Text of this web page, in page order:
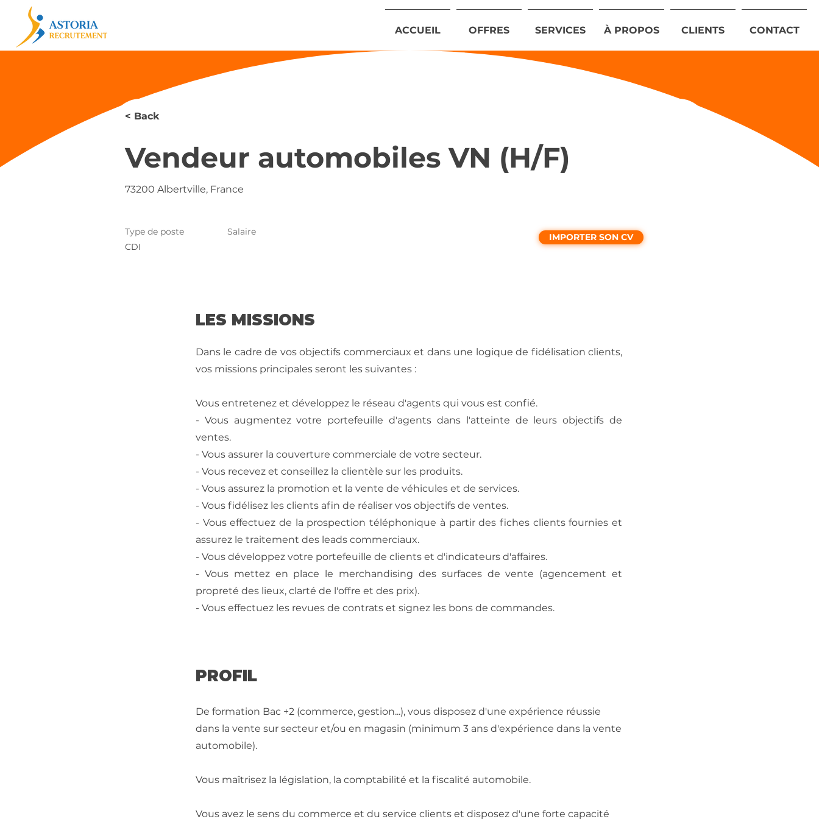
ACCUEIL OFFRES SERVICES À PROPOS CLIENTS CONTACT
< Back
Vendeur automobiles VN (H/F)
73200 Albertville, France
Type de poste
CDI
Salaire IMPORTER SON CV
LES MISSIONS
Dans le cadre de vos objectifs commerciaux et dans une logique de fidélisation clients,
vos missions principales seront les suivantes :
Vous entretenez et développez le réseau d'agents qui vous est confié.
- Vous augmentez votre portefeuille d'agents dans l'atteinte de leurs objectifs de
ventes.
- Vous assurer la couverture commerciale de votre secteur.
- Vous recevez et conseillez la clientèle sur les produits.
- Vous assurez la promotion et la vente de véhicules et de services.
- Vous fidélisez les clients afin de réaliser vos objectifs de ventes.
- Vous effectuez de la prospection téléphonique à partir des fiches clients fournies et
assurez le traitement des leads commerciaux.
- Vous développez votre portefeuille de clients et d'indicateurs d'affaires.
- Vous mettez en place le merchandising des surfaces de vente (agencement et
propreté des lieux, clarté de l'offre et des prix).
- Vous effectuez les revues de contrats et signez les bons de commandes.
PROFIL
De formation Bac +2 (commerce, gestion...), vous disposez d'une expérience réussie
dans la vente sur secteur et/ou en magasin (minimum 3 ans d'expérience dans la vente
automobile).
Vous maîtrisez la législation, la comptabilité et la fiscalité automobile.
Vous avez le sens du commerce et du service clients et disposez d'une forte capacité